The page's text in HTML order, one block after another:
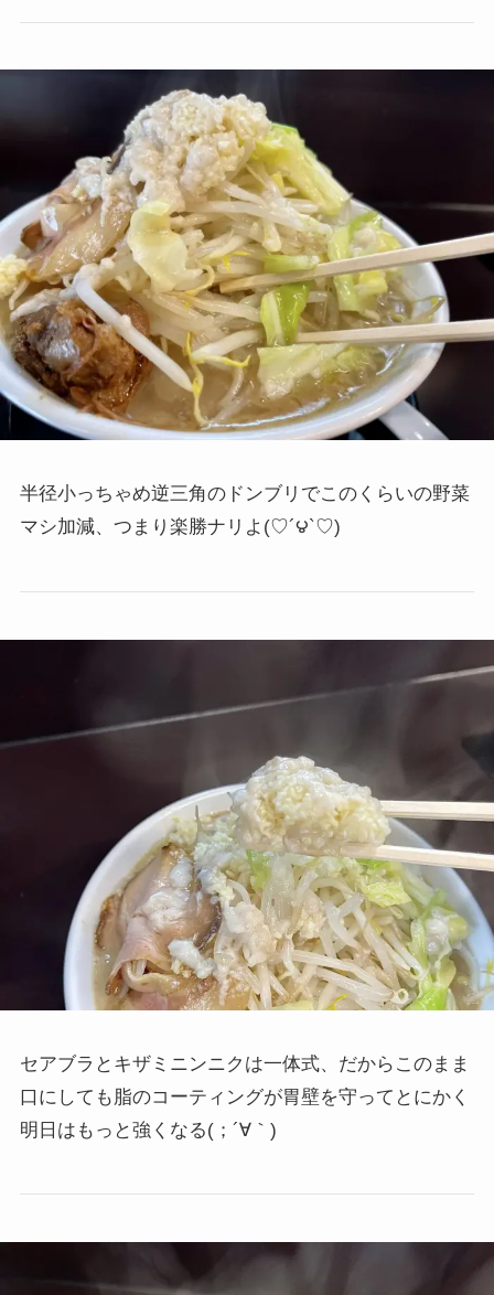
半径小っちゃめ逆三角のドンブリでこのくらいの野菜
マシ加減、つまり楽勝ナリよ(♡´౪`♡)
セアブラとキザミニンニクは一体式、だからこのまま
口にしても脂のコーティングが胃壁を守ってとにかく
明日はもっと強くなる(；´∀｀)